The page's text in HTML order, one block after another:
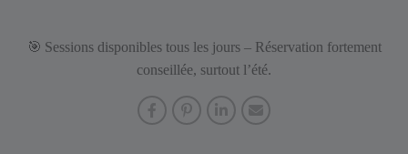
🎯 Sessions disponibles tous les jours – Réservation fortement
conseillée, surtout l’été.